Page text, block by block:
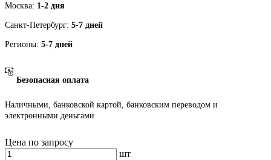
Москва: 1-2 дня
Санкт-Петербург: 5-7 дней
Регионы: 5-7 дней
Безопасная оплата
Наличными, банковской картой, банковским переводом и
электронными деньгами
Цена по запросу
шт